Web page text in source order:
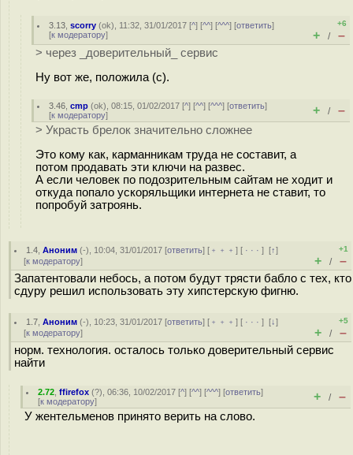
3.13 ,scorry (ok), 11:32, 31/01/2017 [^] [^^] [^^^] [ответить]
[к модератору]
+6
+ / –
> через _доверительный_ сервис
Ну вот же, положила (с).
3.46 ,cmp (ok), 08:15, 01/02/2017 [^] [^^] [^^^] [ответить]
[к модератору] + / –
> Украсть брелок значительно сложнее
Это кому как, карманникам труда не составит, а
потом продавать эти ключи на развес.
А если человек по подозрительным сайтам не ходит и
откуда попало ускоряльщики интернета не ставит, то
попробуй затроянь.
1.4 ,Аноним (-), 10:04, 31/01/2017 [ответить] [ ﹢﹢﹢] [ · · ·][↑]
[к модератору]
+1
+ / –
Запатентовали небось, а потом будут трясти бабло с тех, кто
сдуру решил использовать эту хипстерскую фигню.
1.7 ,Аноним (-), 10:23, 31/01/2017 [ответить] [ ﹢﹢﹢] [ · · ·][↓]
[к модератору]
+5
+ / –
норм. технология. осталось только доверительный сервис
найти
2.72 ,ffirefox (?), 06:36, 10/02/2017 [^] [^^] [^^^] [ответить]
[к модератору] + / –
У жентельменов принято верить на слово.